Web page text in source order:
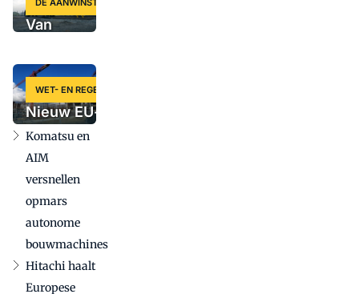
Van
krachtpatser
tot slimme
krol: vijf
nieuwe
machines
op een rij
WET- EN REGELGEVING
Nieuw EU-voorstel
voor
aanbestedingregels
hebben voor
bouwmachinesector
Komatsu en
AIM
versnellen
opmars
autonome
bouwmachines
Hitachi haalt
Europese